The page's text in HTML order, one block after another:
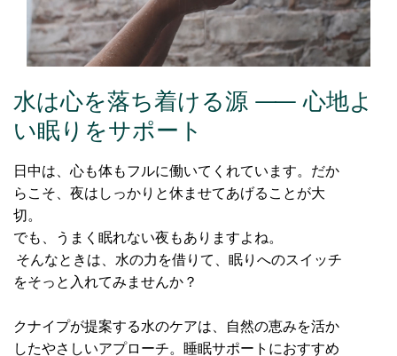
水は心を落ち着ける源 ―― 心地よ
い眠りをサポート
日中は、心も体もフルに働いてくれています。だか
らこそ、夜はしっかりと休ませてあげることが大
切。
でも、うまく眠れない夜もありますよね。
そんなときは、水の力を借りて、眠りへのスイッチ
をそっと入れてみませんか？
クナイプが提案する水のケアは、自然の恵みを活か
したやさしいアプローチ。睡眠サポートにおすすめ